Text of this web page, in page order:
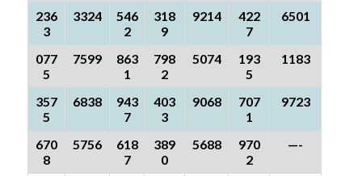
236
3
3324
546
2
318
9
9214
422
7
6501
077
5
7599
863
1
798
2
5074
193
5
1183
357
5
6838
943
7
403
3
9068
707
1
9723
670
8
5756
618
7
389
0
5688
970
2
—-